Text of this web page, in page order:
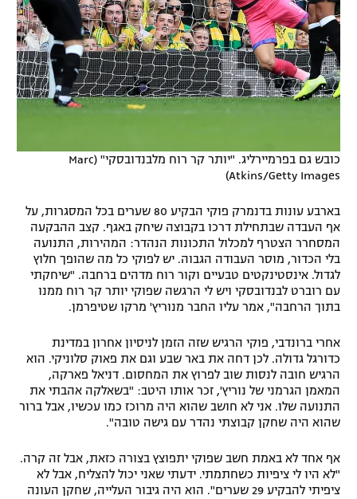
כובש גם בפרמיירליג. "יותר קר רוח מלבנדובסקי" (Marc
Atkins/Getty Images)
בארבע עונות בדנמרק פוקי הבקיע 80 שערים בכל המסגרות, על
אף העבדה שבתחילת דרכו בקבוצה שיחק באגף. קצב ההבקעה
המסחרר הצטרף למכלול התכונות הנהדר: המהירות, התנועה
בלי הכדור, מוסר העבודה הגבוה. יש לפוקי כל מה שהופך חלוץ
לגדול. אינסטינקטים טבעיים וקור רוח מדהים ברחבה. "שיחקתי
עם רוברט לבנדובסקי ויש לי הרגשה שפוקי יותר קר רוח ממנו
בתוך הרחבה", אמר עליו החבר מנוריץ' מרקו שטיפרמן.
אחרי ברונדבי, פוקי הרגיש שזה הזמן לניסיון אחרון במדינת
כדורגל גדולה. לכן דחה את באר שבע וגם את פאוק סלוניקי. הוא
הרגיש חובה לנסות שוב לפרוץ את המחסום. דניאל פארקה,
המאמן הגרמני של נוריץ', זכר אותו היטב: "בשאלקה אהבתי את
התנועה שלו. אני לא חושב שהוא היה מרוכז כמו עכשיו, אבל ברור
שהוא היה שחקן קבוצתי נהדר עם גישה טובה".
אף אחד לא באמת חשב שפוקי יתפוצץ בצורה כזאת, אבל זה קרה.
"לא היו לי ציפיות כשחתמתי. ידעתי שאני יכול להצליח, אבל לא
ציפיתי להבקיע 29 שערים". הוא היה גיבור העלייה, שחקן העונה